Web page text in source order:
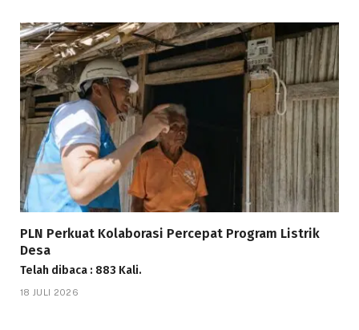
PLN Perkuat Kolaborasi Percepat Program Listrik
Desa
Telah dibaca : 883 Kali.
18 JULI 2026